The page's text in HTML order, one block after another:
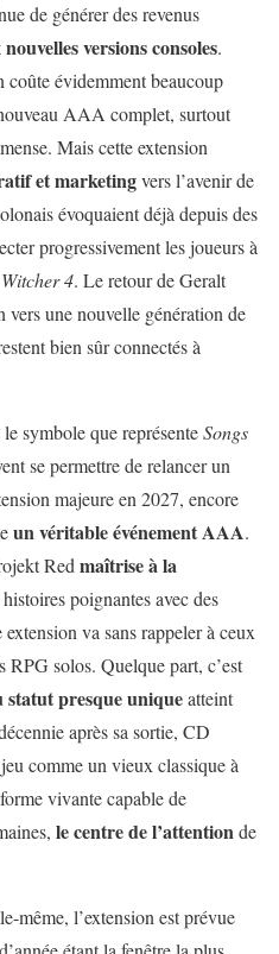
de générer des revenus
versions consoles.
évidemment beaucoup
AAA complet, surtout
Mais cette extension
et marketingvers l’avenir de
évoquaient déjà depuis des
progressivement les joueurs à
4. Le retour de Geralt
une nouvelle génération de
bien sûr connectés à
symbole que représenteSongs
se permettre de relancer un
majeure en 2027, encore
un véritable événement AAA.
Red maîtrise à la
poignantes avec des
va sans rappeler à ceux
solos. Quelque part, c’est
statut presque uniqueatteint
après sa sortie, CD
comme un vieux classique à
vivante capable de
le centre de l’attentionde
même, l’extension est prévue